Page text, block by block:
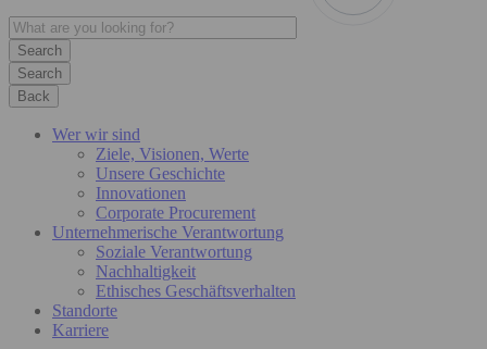
Search
Back
Wer wir sind
Ziele, Visionen, Werte
Unsere Geschichte
Innovationen
Corporate Procurement
Unternehmerische Verantwortung
Soziale Verantwortung
Nachhaltigkeit
Ethisches Geschäftsverhalten
Standorte
Karriere